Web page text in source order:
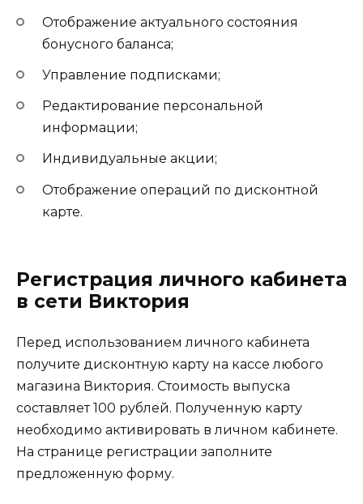
Отображение актуального состояния
бонусного баланса;
Управление подписками;
Редактирование персональной
информации;
Индивидуальные акции;
Отображение операций по дисконтной
карте.
Регистрация личного кабинета
в сети Виктория
Перед использованием личного кабинета
получите дисконтную карту на кассе любого
магазина Виктория. Стоимость выпуска
составляет 100 рублей. Полученную карту
необходимо активировать в личном кабинете.
На странице регистрации заполните
предложенную форму.